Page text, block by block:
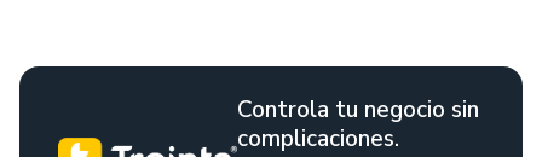
Controla tu negocio sin
complicaciones.